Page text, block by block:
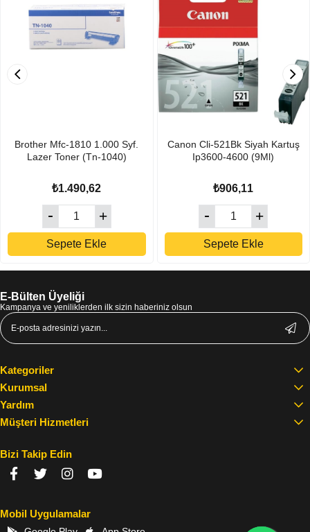
Brother Mfc-1810 1.000 Syf.
Lazer Toner (Tn-1040)
₺1.490,62
Sepete Ekle
Canon Cli-521Bk Siyah Kartuş
Ip3600-4600 (9Ml)
₺906,11
Sepete Ekle
E-Bülten Üyeliği
Kampanya ve yeniliklerden ilk sizin haberiniz olsun
Kategoriler
Kurumsal
Yardım
Müşteri Hizmetleri
Bizi Takip Edin
Mobil Uygulamalar